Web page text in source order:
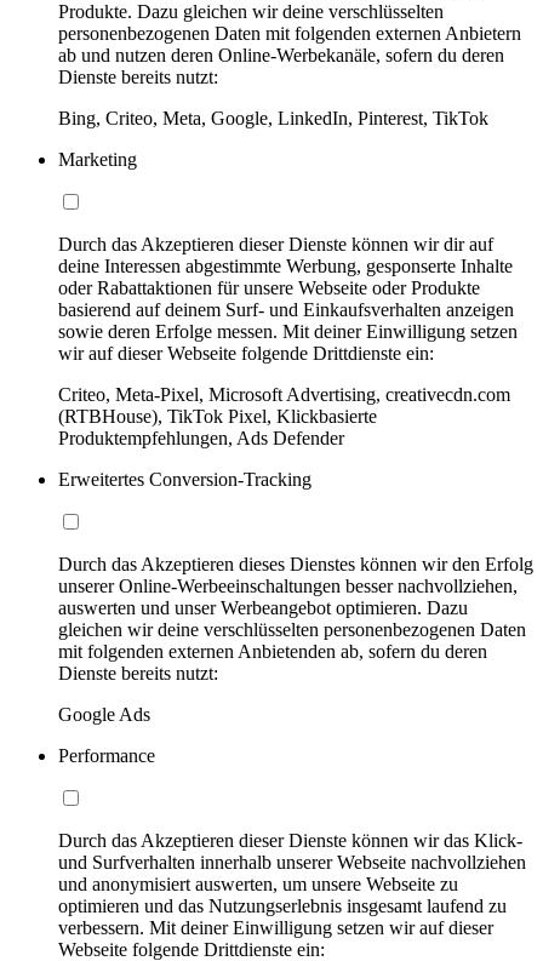
Produkte. Dazu gleichen wir deine verschlüsselten
personenbezogenen Daten mit folgenden externen Anbietern
ab und nutzen deren Online-Werbekanäle, sofern du deren
Dienste bereits nutzt:
Bing, Criteo, Meta, Google, LinkedIn, Pinterest, TikTok
Marketing
Durch das Akzeptieren dieser Dienste können wir dir auf
deine Interessen abgestimmte Werbung, gesponserte Inhalte
oder Rabattaktionen für unsere Webseite oder Produkte
basierend auf deinem Surf- und Einkaufsverhalten anzeigen
sowie deren Erfolge messen. Mit deiner Einwilligung setzen
wir auf dieser Webseite folgende Drittdienste ein:
Criteo, Meta-Pixel, Microsoft Advertising, creativecdn.com
(RTBHouse), TikTok Pixel, Klickbasierte
Produktempfehlungen, Ads Defender
Erweitertes Conversion-Tracking
Durch das Akzeptieren dieses Dienstes können wir den Erfolg
unserer Online-Werbeeinschaltungen besser nachvollziehen,
auswerten und unser Werbeangebot optimieren. Dazu
gleichen wir deine verschlüsselten personenbezogenen Daten
mit folgenden externen Anbietenden ab, sofern du deren
Dienste bereits nutzt:
Google Ads
Performance
Durch das Akzeptieren dieser Dienste können wir das Klick-
und Surfverhalten innerhalb unserer Webseite nachvollziehen
und anonymisiert auswerten, um unsere Webseite zu
optimieren und das Nutzungserlebnis insgesamt laufend zu
verbessern. Mit deiner Einwilligung setzen wir auf dieser
Webseite folgende Drittdienste ein: